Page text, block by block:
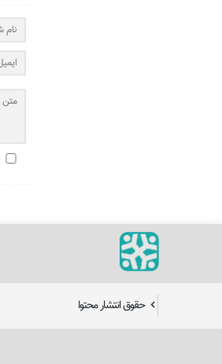
حقوق انتشار محتوا